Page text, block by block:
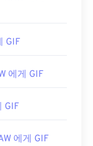
GIF
에게 GIF
GIF
에게 GIF